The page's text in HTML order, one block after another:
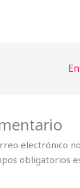
electrónico
obligatorios